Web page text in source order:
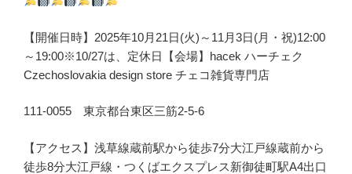
【開催日時】2025年10月21日(火)～11月3日(月・祝)12:00
～19:00※10/27は、定休日【会場】hacek ハーチェク
Czechoslovakia design store チェコ雑貨専門店
111-0055 東京都台東区三筋2-5-6
【アクセス】浅草線蔵前駅から徒歩7分大江戸線蔵前から
徒歩8分大江戸線・つくばエクスプレス新御徒町駅A4出口